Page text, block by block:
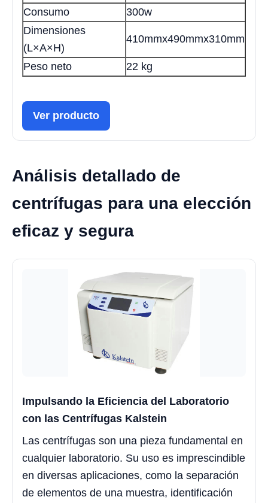
Consumo
300w
Dimensiones
(L×A×H)
410mmx490mmx310mm
Peso neto 22 kg
Ver producto
Análisis detallado de
centrífugas para una elección
eficaz y segura
Impulsando la Eficiencia del Laboratorio
con las Centrífugas Kalstein
Las centrífugas son una pieza fundamental en
cualquier laboratorio. Su uso es imprescindible
en diversas aplicaciones, como la separación
de elementos de una muestra, identificación